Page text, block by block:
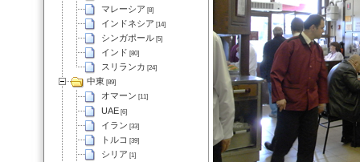
マレーシア [8]
インドネシア [14]
シンガポール [5]
インド [80]
スリランカ [24]
中東 [89]
オマーン [11]
UAE [6]
イラン [33]
トルコ [39]
シリア [1]